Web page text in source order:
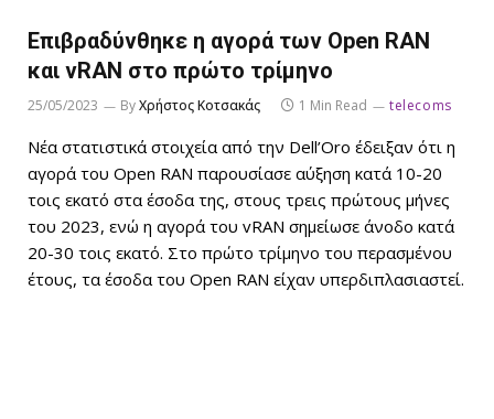
Επιβραδύνθηκε η αγορά των Open RAN
και vRAN στο πρώτο τρίμηνο
25/05/2023 ByΧρήστος Κοτσακάς 1 Min Read telecoms
Νέα στατιστικά στοιχεία από την Dell’Oro έδειξαν ότι η
αγορά του Open RAN παρουσίασε αύξηση κατά 10-20
τοις εκατό στα έσοδα της, στους τρεις πρώτους μήνες
του 2023, ενώ η αγορά του vRAN σημείωσε άνοδο κατά
20-30 τοις εκατό. Στο πρώτο τρίμηνο του περασμένου
έτους, τα έσοδα του Open RAN είχαν υπερδιπλασιαστεί.